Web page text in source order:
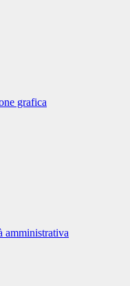
grafica
amministrativa